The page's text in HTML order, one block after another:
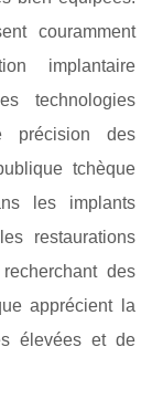
couramment
implantaire
technologies
précision des
tchèque
les implants
restaurations
des
apprécient la
élevées et de